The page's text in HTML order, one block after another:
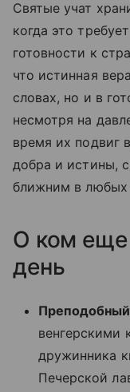
Святые учат
когда это
готовности к
что истинная
словах, но и в
несмотря на
время их подвиг
добра и истины,
ближним в любых
О ком еще
день
венгерскими
дружинника
Печерской